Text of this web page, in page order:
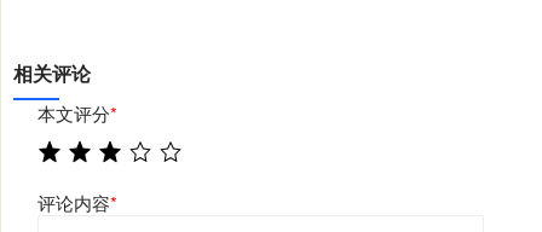
相关评论
本文评分*
评论内容*